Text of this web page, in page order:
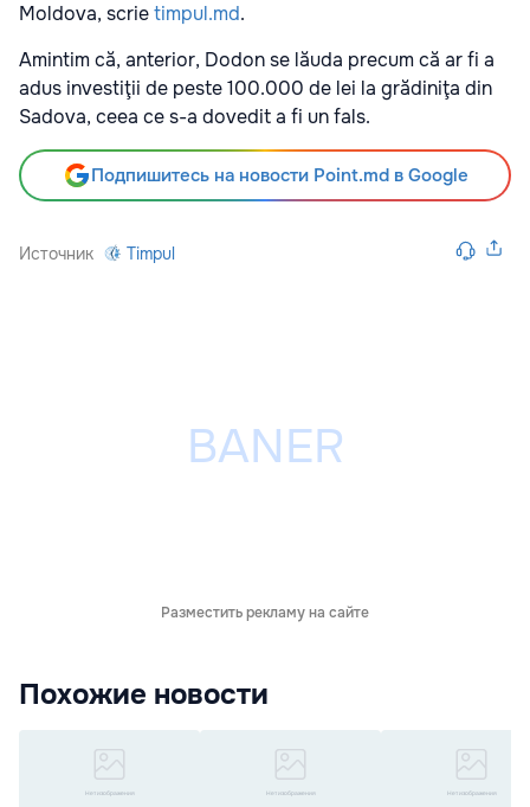
Moldova, scrietimpul.md.
Amintim că, anterior, Dodon se lăuda precum că ar fi a
adus investiţii de peste 100.000 de lei la grădiniţa din
Sadova, ceea ce s-a dovedit a fi un fals.
Подпишитесь на новости Point.md в Google
Источник Timpul
Разместить рекламу на сайте
Похожие новости